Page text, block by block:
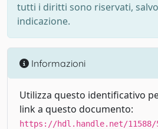
tutti i diritti sono riservati,
indicazione.
Informazioni
Utilizza questo identificativo
link a questo documento:
https://hdl.handle.net/11588/